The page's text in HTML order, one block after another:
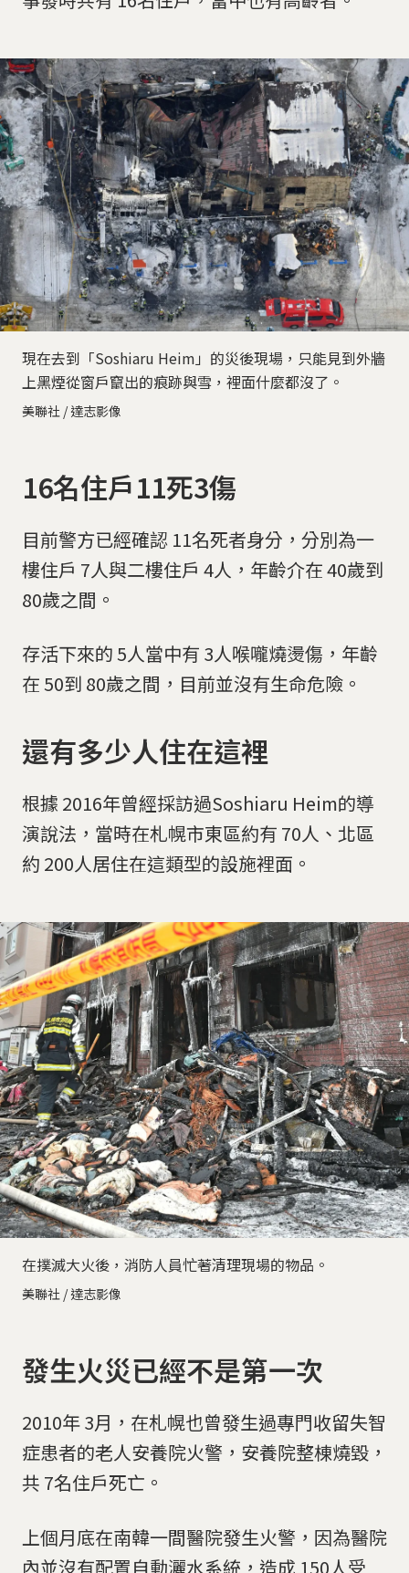
現在去到「Soshiaru Heim」的災後現場，只能見到外牆
上黑煙從窗戶竄出的痕跡與雪，裡面什麼都沒了。
美聯社 / 達志影像
16名住戶11死3傷
目前警方已經確認 11名死者身分，分別為一
樓住戶 7人與二樓住戶 4人，年齡介在 40歲到
80歲之間。
存活下來的 5人當中有 3人喉嚨燒燙傷，年齡
在 50到 80歲之間，目前並沒有生命危險。
還有多少人住在這裡
根據 2016年曾經採訪過Soshiaru Heim的導
演說法，當時在札幌市東區約有 70人、北區
約 200人居住在這類型的設施裡面。
在撲滅大火後，消防人員忙著清理現場的物品。
美聯社 / 達志影像
發生火災已經不是第一次
2010年 3月，在札幌也曾發生過專門收留失智
症患者的老人安養院火警，安養院整棟燒毀，
共 7名住戶死亡。
上個月底在南韓一間醫院發生火警，因為醫院
內並沒有配置自動灑水系統，造成 150人受